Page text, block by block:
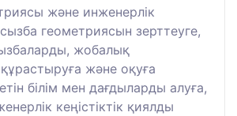
және инженерлік
геометриясын зерттеуге,
жобалық
және оқуға
білім мен дағдыларды алуға,
кеңістіктік қиялды